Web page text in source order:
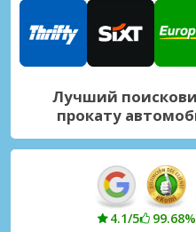
Ольбия, Генуя Street,
Пиварада,
Пиварада, Альгеро,
Сардиния,
Сардиния,
Сардиния,
Сардиния, Иглесиас,
Сардиния, Нуоро
Лучший
прокату
4.1/5 99.68%